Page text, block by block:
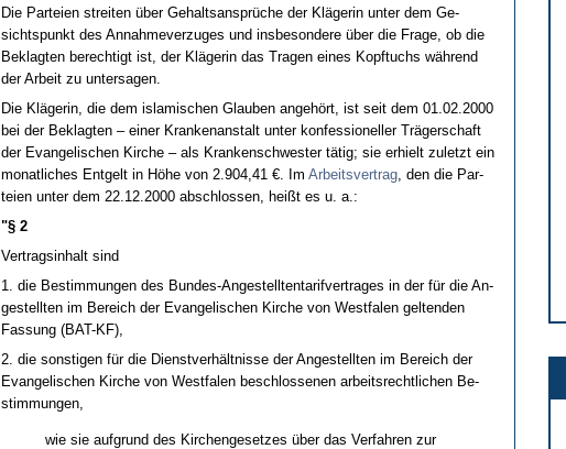
Die Par­tei­en strei­ten über Ge­halts­ansprüche der Kläge­rin un­ter dem Ge­
sichts­punkt des An­nah­me­ver­zu­ges und ins­be­son­de­re über die Fra­ge, ob die
Be­klag­ten be­rech­tigt ist, der Kläge­rin das Tra­gen ei­nes Kopf­tuchs während
der Ar­beit zu un­ter­sa­gen.
Die Kläge­rin, die dem is­la­mi­schen Glau­ben an­gehört, ist seit dem 01.02.2000
bei der Be­klag­ten – ei­ner Kran­ken­an­stalt un­ter kon­fes­sio­nel­ler Träger­schaft
der Evan­ge­li­schen Kir­che – als Kran­ken­schwes­ter tätig; sie er­hielt zu­letzt ein
mo­nat­li­ches Ent­gelt in Höhe von 2.904,41 €. Im Ar­beits­ver­trag, den die Par­
tei­en un­ter dem 22.12.2000 ab­schlos­sen, heißt es u. a.:
"§ 2
Ver­trags­in­halt sind
1. die Be­stim­mun­gen des Bun­des-An­ge­stell­ten­ta­rif­ver­tra­ges in der für die An­
ge­stell­ten im Be­reich der Evan­ge­li­schen Kir­che von West­fa­len gel­ten­den
Fas­sung (BAT-KF),
2. die sons­ti­gen für die Dienst­verhält­nis­se der An­ge­stell­ten im Be­reich der
Evan­ge­li­schen Kir­che von West­fa­len be­schlos­se­nen ar­beits­recht­li­chen Be­
stim­mun­gen,
wie sie auf­grund des Kir­chen­ge­set­zes über das Ver­fah­ren zur